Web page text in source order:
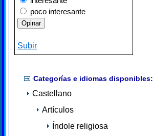
poco interesante
Subir
Categorías e idiomas disponibles:
Castellano
Artículos
Índole religiosa